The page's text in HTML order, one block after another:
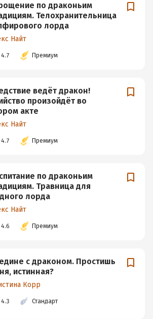
по драконьим
Телохранительница
лорда
Найт
4.7 Премиум
ведёт дракон!
произойдёт во
акте
Найт
4.7 Премиум
по драконьим
Травница для
лорда
Найт
4.6 Премиум
с драконом. Простишь
истинная?
Корр
4.3 Стандарт